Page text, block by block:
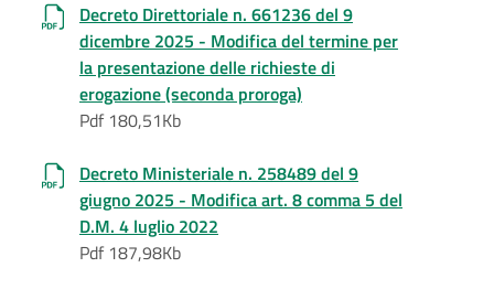
Decreto Direttoriale n. 661236 del 9
dicembre 2025 - Modifica del termine per
la presentazione delle richieste di
erogazione (seconda proroga)
Pdf 180,51Kb
Decreto Ministeriale n. 258489 del 9
giugno 2025 - Modifica art. 8 comma 5 del
D.M. 4 luglio 2022
Pdf 187,98Kb